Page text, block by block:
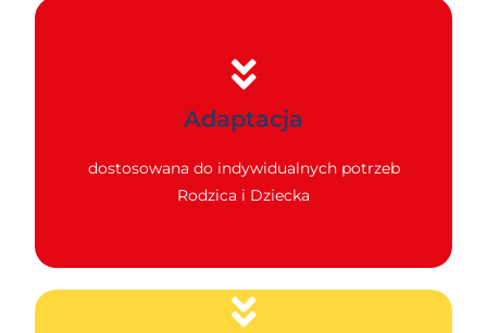
Adaptacja
dostosowana do indywidualnych potrzeb
Rodzica i Dziecka